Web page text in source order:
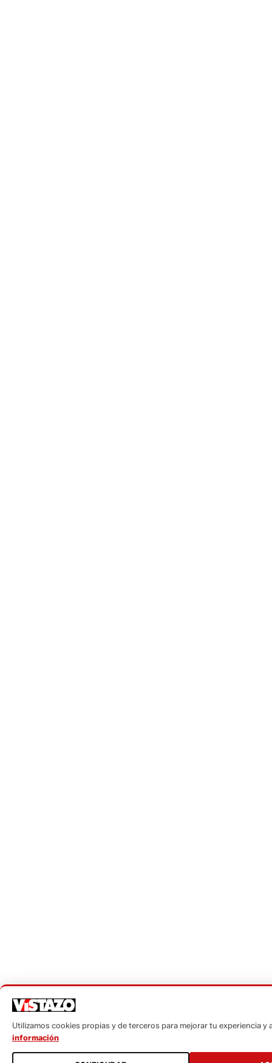
Utilizamos cookies propias y de terceros para mejorar tu experiencia y
información